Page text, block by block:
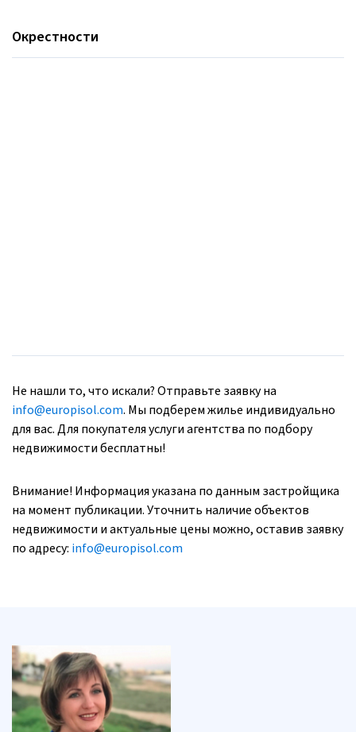
Окрестности
Не нашли то, что искали? Отправьте заявку на
info@europisol.com. Мы подберем жилье индивидуально
для вас. Для покупателя услуги агентства по подбору
недвижимости бесплатны!
Внимание! Информация указана по данным застройщика
на момент публикации. Уточнить наличие объектов
недвижимости и актуальные цены можно, оставив заявку
по адресу: info@europisol.com